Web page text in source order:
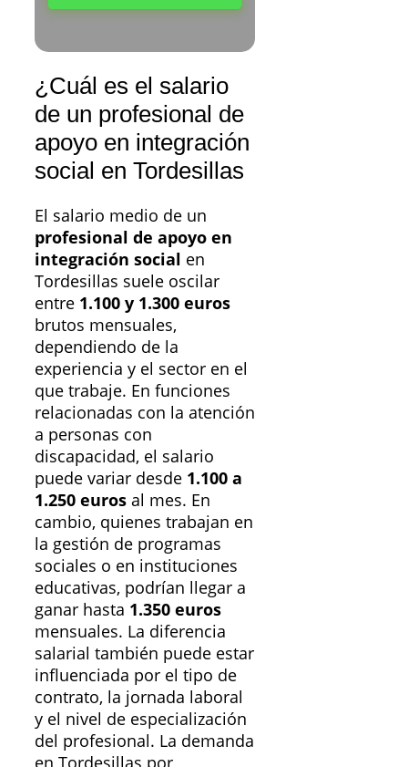
¿Cuál es el salario
de un profesional de
apoyo en integración
social en Tordesillas
El salario medio de un
profesional de apoyo en
integración social en
Tordesillas suele oscilar
entre 1.100 y 1.300 euros
brutos mensuales,
dependiendo de la
experiencia y el sector en el
que trabaje. En funciones
relacionadas con la atención
a personas con
discapacidad, el salario
puede variar desde 1.100 a
1.250 euros al mes. En
cambio, quienes trabajan en
la gestión de programas
sociales o en instituciones
educativas, podrían llegar a
ganar hasta 1.350 euros
mensuales. La diferencia
salarial también puede estar
influenciada por el tipo de
contrato, la jornada laboral
y el nivel de especialización
del profesional. La demanda